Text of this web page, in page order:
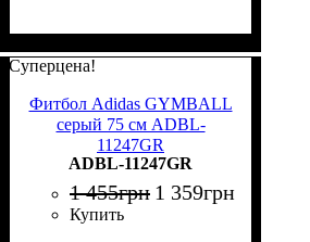
Суперцена!
Фитбол Adidas GYMBALL
серый 75 см ADBL-
11247GR
ADBL-11247GR
1 455грн 1 359грн
Купить